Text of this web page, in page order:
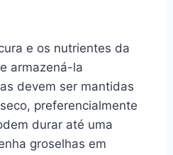
e os nutrientes da
armazená-la
devem ser mantidas
preferencialmente
durar até uma
groselhas em